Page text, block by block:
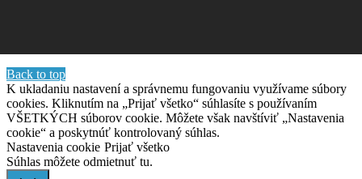
Back to top
K ukladaniu nastavení a správnemu fungovaniu využívame súbory
cookies. Kliknutím na „Prijať všetko“ súhlasíte s používaním
VŠETKÝCH súborov cookie. Môžete však navštíviť „Nastavenia
cookie“ a poskytnúť kontrolovaný súhlas.
Nastavenia cookie Prijať všetko
Súhlas môžete odmietnuť tu.